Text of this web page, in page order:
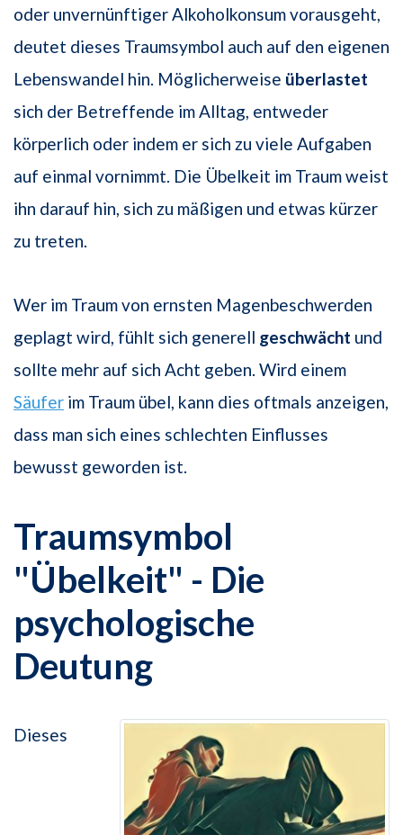
oder unvernünftiger Alkoholkonsum vorausgeht,
deutet dieses Traumsymbol auch auf den eigenen
Lebenswandel hin. Möglicherweise überlastet
sich der Betreffende im Alltag, entweder
körperlich oder indem er sich zu viele Aufgaben
auf einmal vornimmt. Die Übelkeit im Traum weist
ihn darauf hin, sich zu mäßigen und etwas kürzer
zu treten.
Wer im Traum von ernsten Magenbeschwerden
geplagt wird, fühlt sich generell geschwächt und
sollte mehr auf sich Acht geben. Wird einem
Säufer im Traum übel, kann dies oftmals anzeigen,
dass man sich eines schlechten Einflusses
bewusst geworden ist.
Traumsymbol
"Übelkeit" - Die
psychologische
Deutung
Dieses